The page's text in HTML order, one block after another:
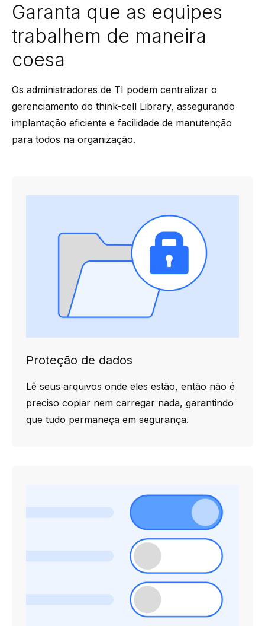
Garanta que as equipes
trabalhem de maneira
coesa
Os administradores de TI podem centralizar o
gerenciamento do think-cell Library, assegurando
implantação eficiente e facilidade de manutenção
para todos na organização.
Proteção de dados
Lê seus arquivos onde eles estão, então não é
preciso copiar nem carregar nada, garantindo
que tudo permaneça em segurança.